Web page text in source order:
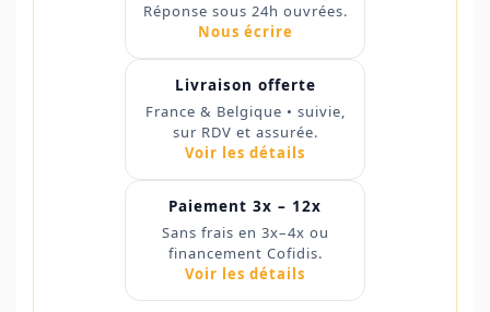
Réponse sous 24h ouvrées.
Nous écrire
Livraison offerte
France & Belgique • suivie,
sur RDV et assurée.
Voir les détails
Paiement 3x – 12x
Sans frais en 3x–4x ou
financement Cofidis.
Voir les détails